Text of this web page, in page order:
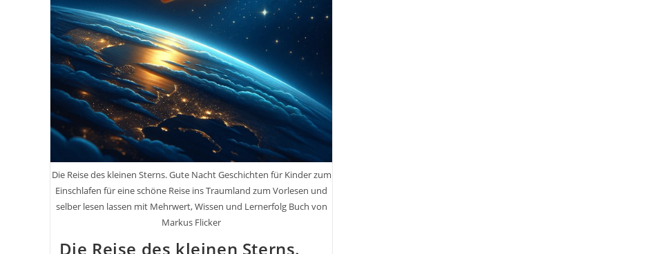
Die Reise des kleinen Sterns. Gute Nacht Geschichten für Kinder zum
Einschlafen für eine schöne Reise ins Traumland zum Vorlesen und
selber lesen lassen mit Mehrwert, Wissen und Lernerfolg Buch von
Markus Flicker
Die Reise des kleinen Sterns.